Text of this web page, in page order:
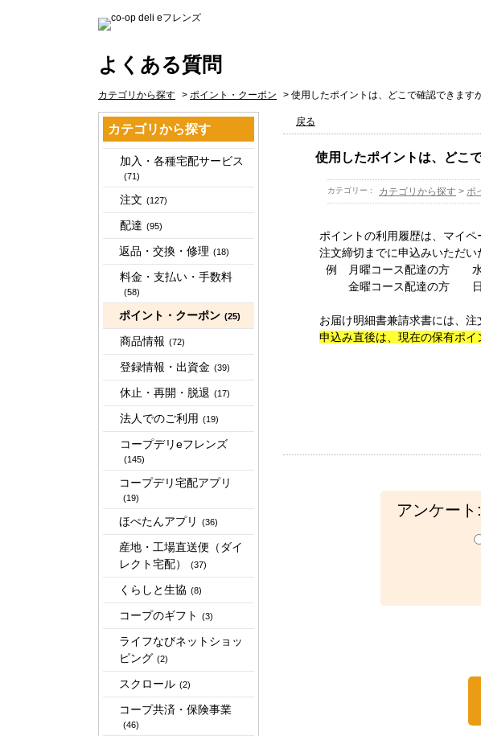
よくある質問
カテゴリから探す > ポイント・クーポン > 使用したポイントは、どこで確認できますか
カテゴリから探す
加入・各種宅配サービス
(71)
注文 (127)
配達 (95)
返品・交換・修理 (18)
料金・支払い・手数料
(58)
ポイント・クーポン (25)
商品情報 (72)
登録情報・出資金 (39)
休止・再開・脱退 (17)
法人でのご利用 (19)
コープデリeフレンズ
(145)
コープデリ宅配アプリ
(19)
ほぺたんアプリ (36)
産地・工場直送便（ダイ
レクト宅配）
(37)
くらしと生協 (8)
コープのギフト (3)
ライフなびネットショッ
ピング (2)
スクロール (2)
コープ共済・保険事業
(46)
戻る
使用したポイントは、どこ
カテゴリー : カテゴリから探す > ポ
ポイントの利用履歴は、マイ
注文締切までに申込みいただい
例 月曜コース配達の方 水
金曜コース配達の方 日
お届け明細書兼請求書には、注
申込み直後は、現在の保有ポイ
アンケー